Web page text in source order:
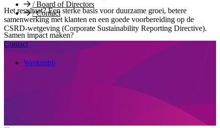
/Board of Directors
/Contact
Samen impact maken?
Contact
Werkenbij
Het resultaat? Een sterke basis voor duurzame groei, betere
samenwerking met klanten en een goede voorbereiding op de
CSRD-wetgeving (Corporate Sustainability Reporting Directive).